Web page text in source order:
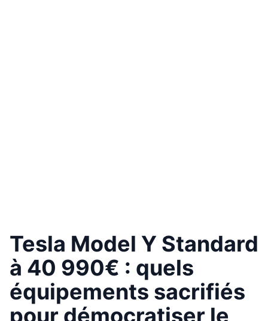
Tesla Model Y Standard
à 40 990€ : quels
équipements sacrifiés
pour démocratiser le